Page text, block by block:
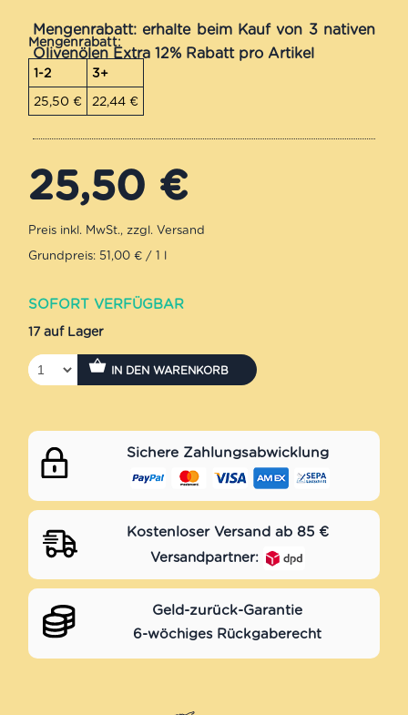
Mengenrabatt: erhalte beim Kauf von 3 nativen
Olivenölen Extra 12% Rabatt pro Artikel
25,50 €
Grundpreis: 51,00 € / 1 l
SOFORT VERFÜGBAR
Mengenrabatt:
1-2
3+
25,50€ 22,44€
17 auf Lager
IN DEN WARENKORB
Sichere Zahlungsabwicklung
Kostenloser Versand ab 85 €
Versandpartner:
Geld-zurück-Garantie
6-wöchiges Rückgaberecht